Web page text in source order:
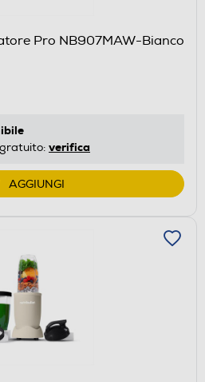
Pro NB907MAW-Bianco
verifica
AGGIUNGI